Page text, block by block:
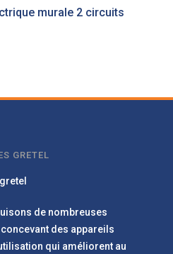
murale 2 circuits
GRETEL
de nombreuses
des appareils
qui améliorent au